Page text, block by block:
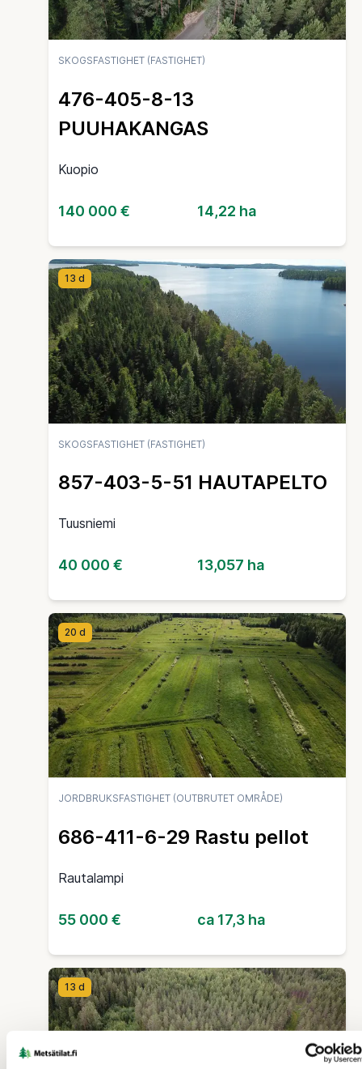
SKOGSFASTIGHET (FASTIGHET)
476-405-8-13
PUUHAKANGAS
Kuopio
140 000 € 14,22 ha
13 d
SKOGSFASTIGHET (FASTIGHET)
857-403-5-51 HAUTAPELTO
Tuusniemi
40 000 € 13,057 ha
20 d
JORDBRUKSFASTIGHET (OUTBRUTET OMRÅDE)
686-411-6-29 Rastu pellot
Rautalampi
55 000 € ca 17,3 ha
13 d